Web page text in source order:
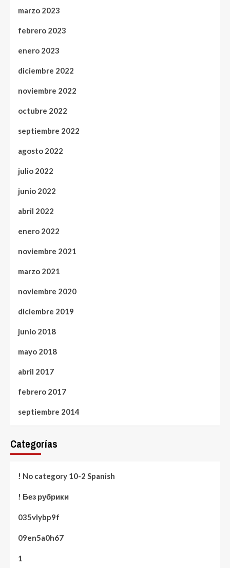
marzo 2023
febrero 2023
enero 2023
diciembre 2022
noviembre 2022
octubre 2022
septiembre 2022
agosto 2022
julio 2022
junio 2022
abril 2022
enero 2022
noviembre 2021
marzo 2021
noviembre 2020
diciembre 2019
junio 2018
mayo 2018
abril 2017
febrero 2017
septiembre 2014
Categorías
! No category 10-2 Spanish
! Без рубрики
035vlybp9f
09en5a0h67
1